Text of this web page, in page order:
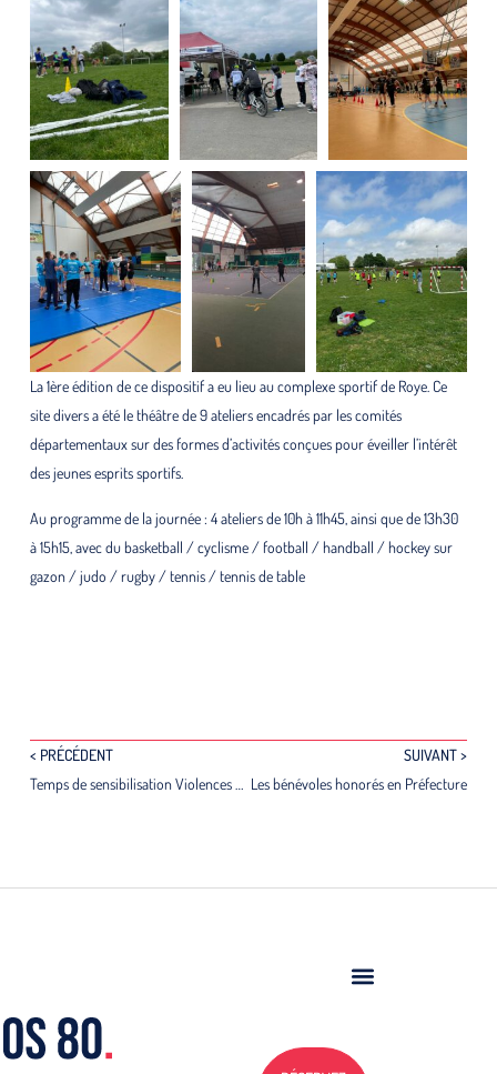
La 1ère édition de ce dispositif a eu lieu au complexe sportif de Roye. Ce
site divers a été le théâtre de 9 ateliers encadrés par les comités
départementaux sur des formes d’activités conçues pour éveiller l’intérêt
des jeunes esprits sportifs.
Au programme de la journée : 4 ateliers de 10h à 11h45, ainsi que de 13h30
à 15h15, avec du basketball / cyclisme / football / handball / hockey sur
gazon / judo / rugby / tennis / tennis de table
< PRÉCÉDENT
Temps de sensibilisation Violences Sexuelles et Sexistes dans le sport
SUIVANT >
Les bénévoles honorés en Préfecture